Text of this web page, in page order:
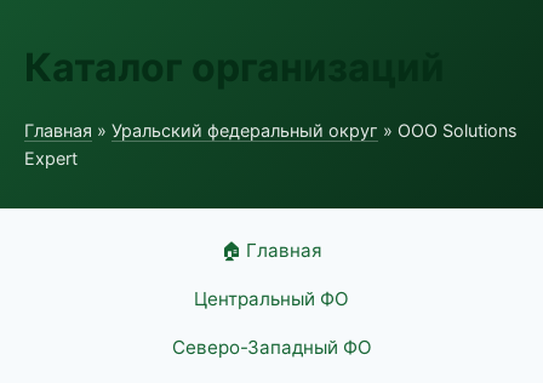
Каталог организаций
Главная » Уральский федеральный округ » ООО Solutions
Expert
🏠 Главная
Центральный ФО
Северо-Западный ФО